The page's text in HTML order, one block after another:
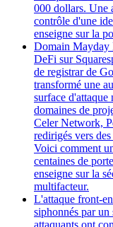
000 dollars. Une
contrôle d'une
enseigne sur la
Domain Mayday
DeFi sur
de registrar de
transformé une
surface d'attaque
domaines de
Celer Network,
redirigés vers
Voici comment
centaines de
enseigne sur la
multifacteur.
L'attaque front-
siphonnés par
attaquants ont